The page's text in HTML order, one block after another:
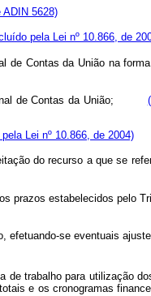
ADIN 5628)
pela Lei nº 10.866, de
de Contas da União na
de Contas da União;
Lei nº 10.866, de 2004)
do recurso a que se
os prazos estabelecidos
se eventuais
trabalho para utilização
totais e os cronogramas